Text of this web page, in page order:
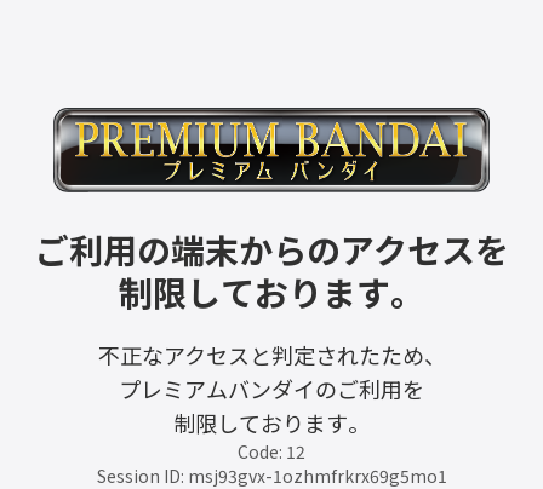
ご利用の端末からのアクセスを
制限しております。
不正なアクセスと判定されたため、
プレミアムバンダイのご利用を
制限しております。
Code: 12
Session ID: msj93gvx-1ozhmfrkrx69g5mo1